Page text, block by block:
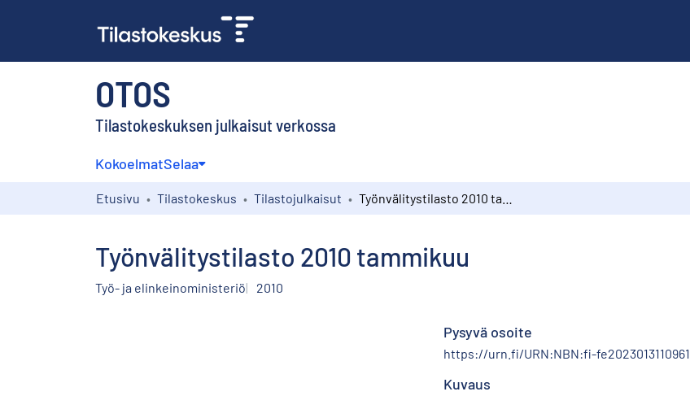
OTOS
Tilastokeskuksen julkaisut verkossa
KokoelmatSelaa
Etusivu Tilastokeskus Tilastojulkaisut
Työnvälitystilasto 2010 tammikuu
Työ- ja elinkeinoministeriö 2010
Pysyvä osoite
https://urn.fi/URN:NBN:fi-fe2023013110961
Kuvaus